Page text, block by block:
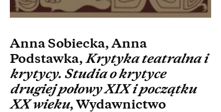
Anna Sobiecka, Anna
Podstawka, Krytyka teatralna i
krytycy. Studia o krytyce
drugiej połowy XIX i początku
XX wieku, Wydawnictwo